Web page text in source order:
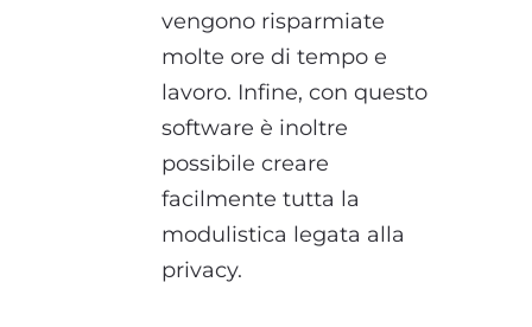
vengono risparmiate
molte ore di tempo e
lavoro. Infine, con questo
software è inoltre
possibile creare
facilmente tutta la
modulistica legata alla
privacy.